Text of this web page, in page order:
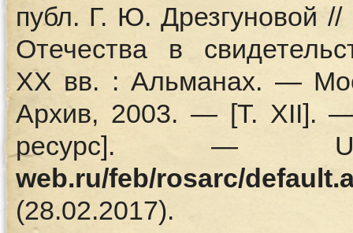
публ. Г. Ю. Дрезгуновой
Отечества в
XX вв. : Альманах. —
Архив, 2003. — [Т. XII].
ресурс].
web.ru/feb/rosarc/
(28.02.2017).